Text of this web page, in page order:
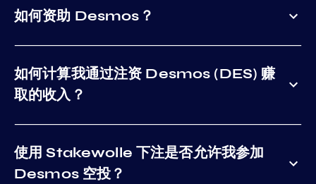
如何资助 Desmos？
如何计算我通过注资 Desmos (DES) 赚
取的收入？
使用 Stakewolle 下注是否允许我参加
Desmos 空投？